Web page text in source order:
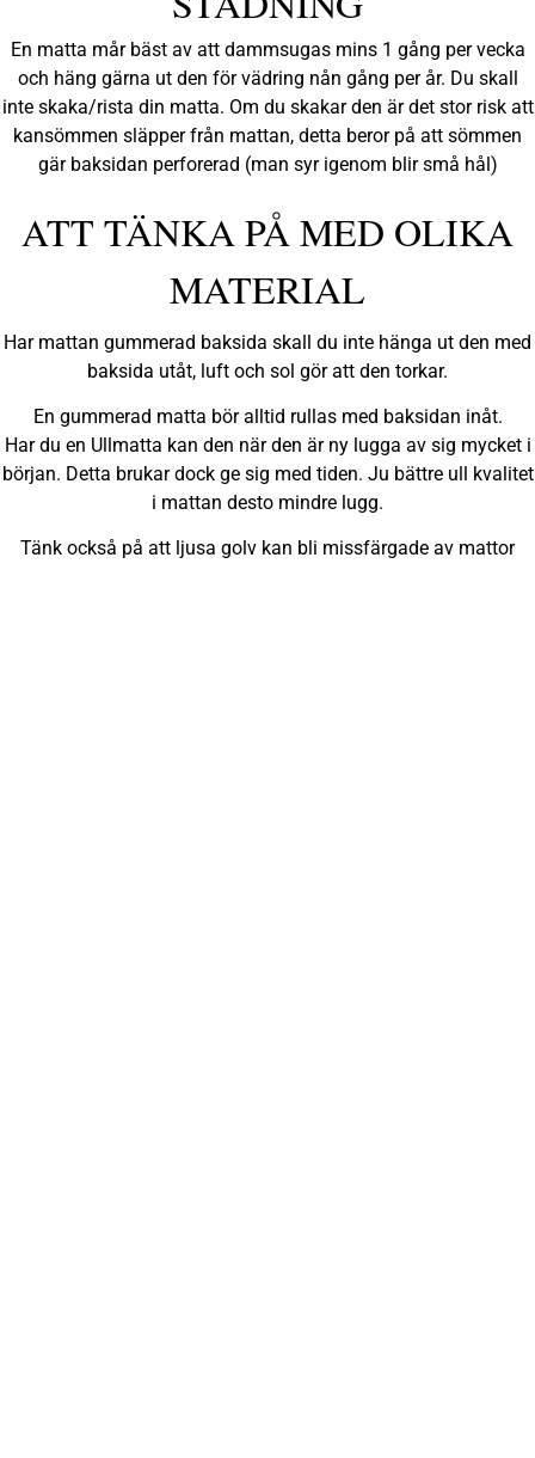
En matta mår bäst av att dammsugas mins 1 gång per vecka
och häng gärna ut den för vädring nån gång per år. Du skall
inte skaka/rista din matta. Om du skakar den är det stor risk att
kansömmen släpper från mattan, detta beror på att sömmen
gär baksidan perforerad (man syr igenom blir små hål)
ATT TÄNKA PÅ MED OLIKA
MATERIAL
Har mattan gummerad baksida skall du inte hänga ut den med
baksida utåt, luft och sol gör att den torkar.
En gummerad matta bör alltid rullas med baksidan inåt.
Har du en Ullmatta kan den när den är ny lugga av sig mycket i
början. Detta brukar dock ge sig med tiden. Ju bättre ull kvalitet
i mattan desto mindre lugg.
Tänk också på att ljusa golv kan bli missfärgade av mattor